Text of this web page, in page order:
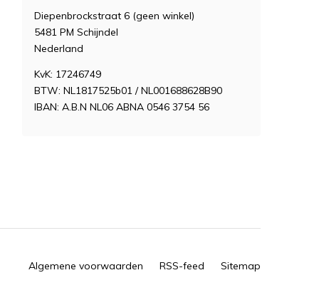
Diepenbrockstraat 6 (geen winkel)
5481 PM Schijndel
Nederland
KvK: 17246749
BTW: NL1817525b01 / NL001688628B90
IBAN: A.B.N NL06 ABNA 0546 3754 56
Algemene voorwaarden RSS-feed Sitemap